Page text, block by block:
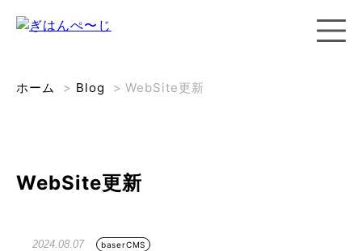
ホーム > Blog >WebSite更新
WebSite更新
2024.08.07 baserCMS